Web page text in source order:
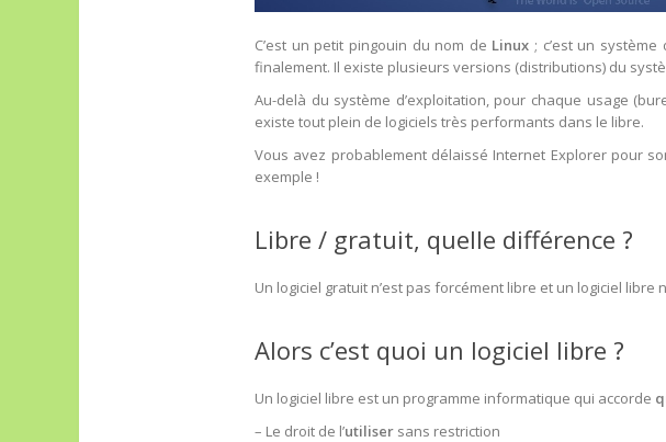
C’est un petit pingouin du nom de Linux ; c’est un
finalement. Il existe plusieurs versions (distributions) du
Au-delà du système d’exploitation, pour chaque usage
existe tout plein de logiciels très performants dans le libre.
Vous avez probablement délaissé Internet Explorer pour
exemple !
Libre / gratuit, quelle différence ?
Un logiciel gratuit n’est pas forcément libre et un logiciel
Alors c’est quoi un logiciel libre ?
Un logiciel libre est un programme informatique qui accorde
– Le droit de l’utiliser sans restriction